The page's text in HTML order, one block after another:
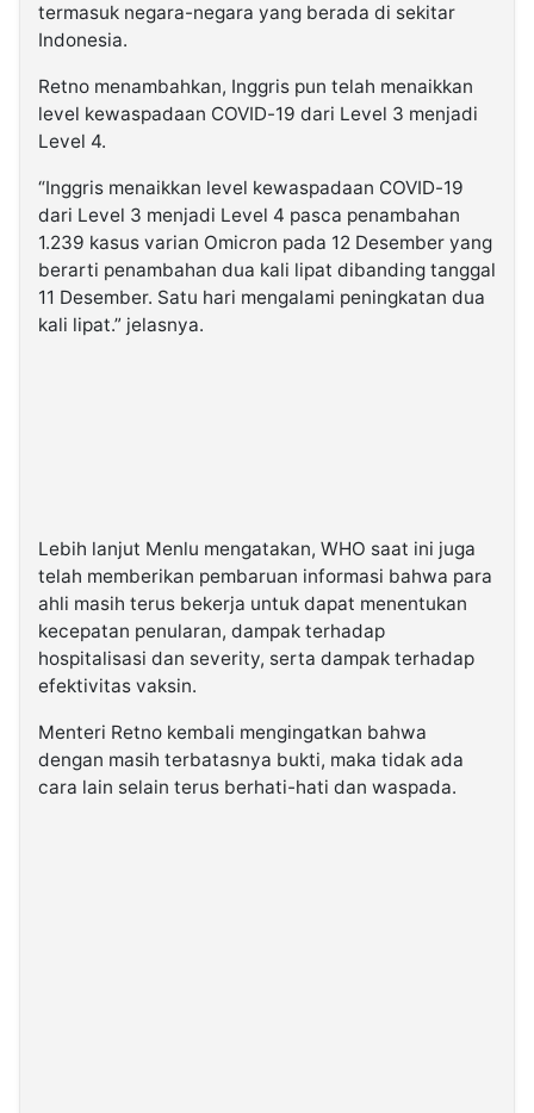
termasuk negara-negara yang berada di sekitar
Indonesia.
Retno menambahkan, Inggris pun telah menaikkan
level kewaspadaan COVID-19 dari Level 3 menjadi
Level 4.
“Inggris menaikkan level kewaspadaan COVID-19
dari Level 3 menjadi Level 4 pasca penambahan
1.239 kasus varian Omicron pada 12 Desember yang
berarti penambahan dua kali lipat dibanding tanggal
11 Desember. Satu hari mengalami peningkatan dua
kali lipat.” jelasnya.
Lebih lanjut Menlu mengatakan, WHO saat ini juga
telah memberikan pembaruan informasi bahwa para
ahli masih terus bekerja untuk dapat menentukan
kecepatan penularan, dampak terhadap
hospitalisasi dan severity, serta dampak terhadap
efektivitas vaksin.
Menteri Retno kembali mengingatkan bahwa
dengan masih terbatasnya bukti, maka tidak ada
cara lain selain terus berhati-hati dan waspada.